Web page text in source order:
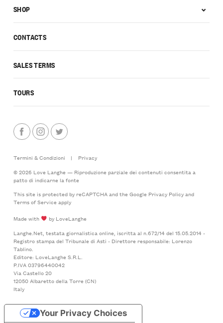
CONTACTS
SALES TERMS
TOURS
SHOP
Termini & Condizioni |
Privacy
© 2026 Love Langhe — Riproduzione parziale dei contenuti consentita a
patto di indicarne la fonte
This site is protected by reCAPTCHA and the Google Privacy Policyand
Terms of Serviceapply
Made with
by LoveLanghe
Langhe.Net, testata giornalistica online, iscritta al n.672/14 del 15.05.2014 -
Registro stampa del Tribunale di Asti - Direttore responsabile: Lorenzo
Tablino.
Editore: LoveLanghe S.R.L.
P.IVA 03796440042
Via Castello 20
12050 Albaretto della Torre (CN)
Italy
Your Privacy Choices